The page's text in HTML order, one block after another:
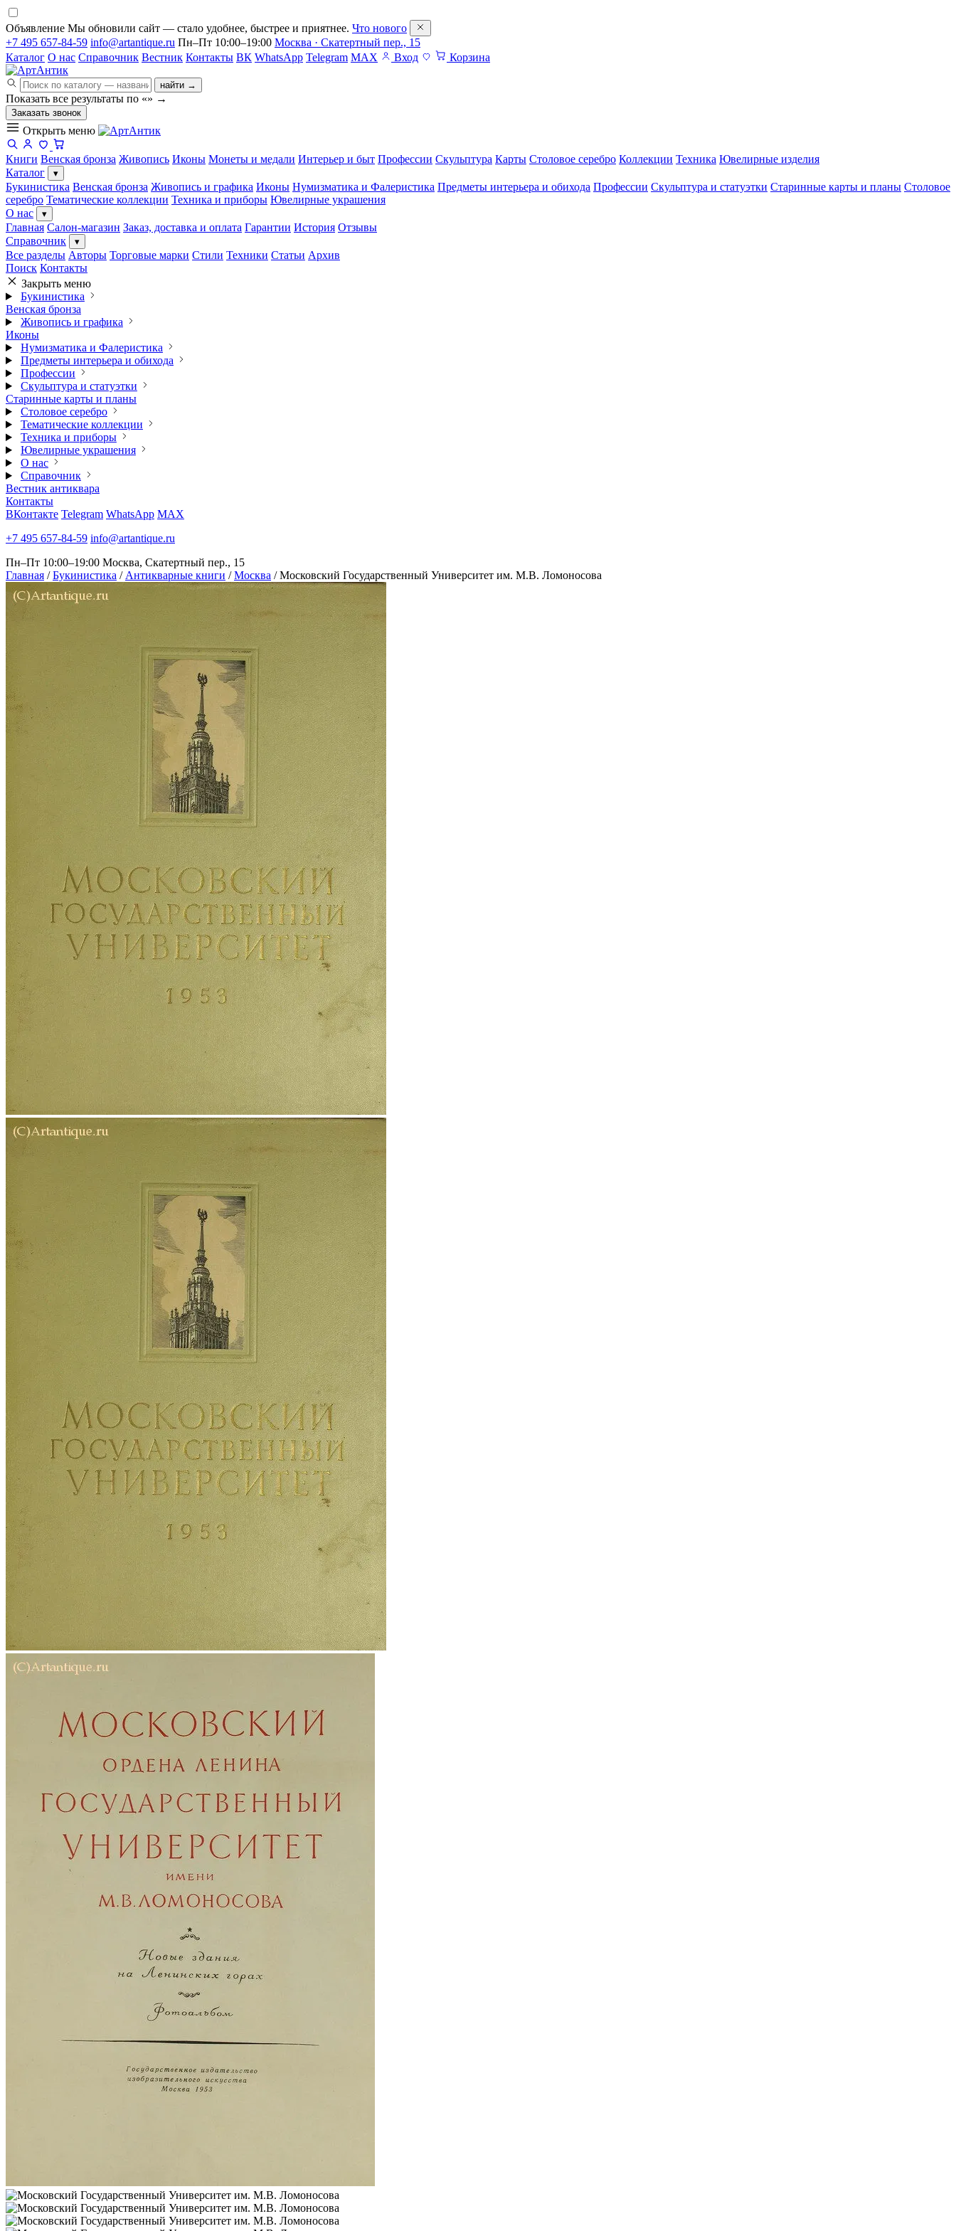
Объявление Мы обновили сайт — стало удобнее, быстрее и приятнее. Что нового
+7 495 657-84-59 info@artantique.ru Пн–Пт 10:00–19:00 Москва · Скатертный пер., 15
Каталог О нас Справочник Вестник Контакты ВК WhatsApp Telegram MAX Вход Корзина
найти →
Показать все результаты по «» →
Заказать звонок
Открыть меню
Книги Венская бронза Живопись Иконы Монеты и медали Интерьер и быт Профессии Скульптура Карты Столовое серебро Коллекции Техника Ювелирные изделия
Каталог
▾
Букинистика Венская бронза Живопись и графика Иконы Нумизматика и Фалеристика Предметы интерьера и обихода Профессии Скульптура и статуэтки Старинные карты и планы Столовое
серебро Тематические коллекции Техника и приборы Ювелирные украшения
О нас
▾
Главная Салон-магазин Заказ, доставка и оплата Гарантии История Отзывы
Справочник
▾
Все разделы Авторы Торговые марки Стили Техники Статьи Архив
Поиск Контакты
Закрыть меню
Букинистика
Венская бронза
Живопись и графика
Иконы
Нумизматика и Фалеристика
Предметы интерьера и обихода
Профессии
Скульптура и статуэтки
Старинные карты и планы
Столовое серебро
Тематические коллекции
Техника и приборы
Ювелирные украшения
О нас
Справочник
Вестник антиквара
Контакты
ВКонтакте Telegram WhatsApp MAX
+7 495 657-84-59 info@artantique.ru
Пн–Пт 10:00–19:00 Москва, Скатертный пер., 15
Главная / Букинистика / Антикварные книги / Москва / Московский Государственный Университет им. М.В. Ломоносова